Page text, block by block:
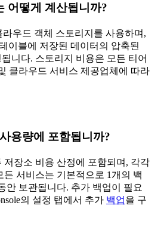
어떻게 계산됩니까?
라우드 객체 스토리지를 사용하며,
이블에 저장된 데이터의 압축된
니다. 스토리지 비용은 모든 티어
클라우드 서비스 제공업체에 따라
용량에 포함됩니까?
저장소 비용 산정에 포함되며, 각각
든 서비스는 기본적으로 1개의 백
안 보관됩니다. 추가 백업이 필요
의 설정 탭에서 추가 백업을 구